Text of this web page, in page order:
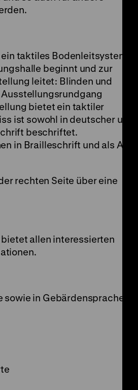
taktiles Bodenleitsystem
beginnt und zur
leitet: Blinden und
bietet ein taktiler
ist sowohl in deutscher und
beschriftet.
in Brailleschrift und als Audio
rechten Seite über eine
allen interessierten
sowie in Gebärdensprache